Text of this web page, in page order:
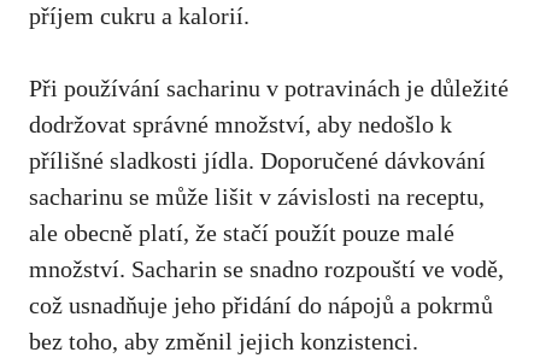
příjem cukru a‌ kalorií.
Při používání sacharinu‌ v potravinách je důležité
dodržovat správné množství, aby ‍nedošlo ‌k
přílišné sladkosti jídla. Doporučené ​dávkování
⁣sacharinu se může lišit v závislosti ⁢na receptu,
ale obecně platí, že stačí použít pouze malé
množství. Sacharin ‌se snadno rozpouští ⁣ve vodě,
⁤což usnadňuje⁢ jeho přidání do nápojů a pokrmů⁢
bez toho, aby⁤ změnil jejich konzistenci.